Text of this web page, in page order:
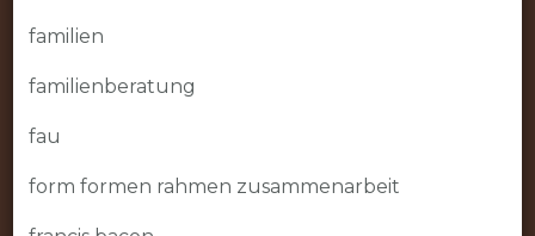
familien
familienberatung
fau
form formen rahmen zusammenarbeit